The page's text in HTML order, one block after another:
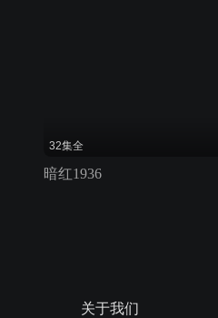
32集全
暗红1936
关于我们